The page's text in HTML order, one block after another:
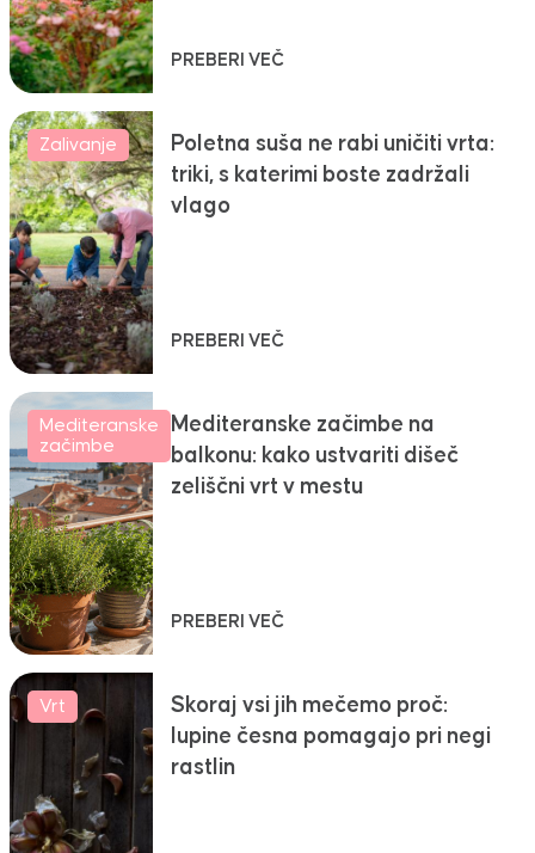
PREBERI VEČ
Zalivanje
Poletna suša ne rabi uničiti vrta:
triki, s katerimi boste zadržali
vlago
PREBERI VEČ
Mediteranske
začimbe
Mediteranske začimbe na
balkonu: kako ustvariti dišeč
zeliščni vrt v mestu
PREBERI VEČ
Vrt
Skoraj vsi jih mečemo proč:
lupine česna pomagajo pri negi
rastlin